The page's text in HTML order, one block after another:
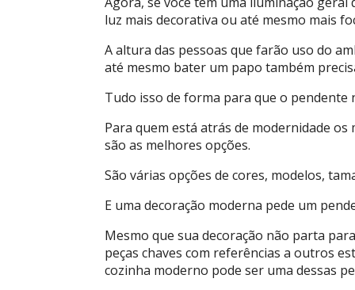
luz mais decorativa ou até mesmo mais
A altura das pessoas que farão uso do
até mesmo bater um papo também
Tudo isso de forma para que o
Para quem está atrás de modernidade
são as melhores opções.
São várias opções de cores, modelos,
E uma decoração moderna pede um
Mesmo que sua decoração não parta
peças chaves com referências a outros
cozinha moderno pode ser uma dessas